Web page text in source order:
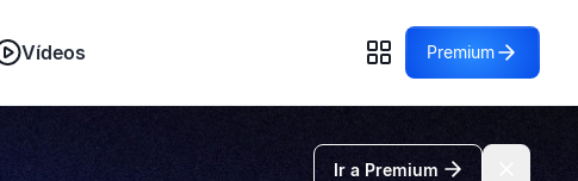
Vídeos Premium
Ir a Premium